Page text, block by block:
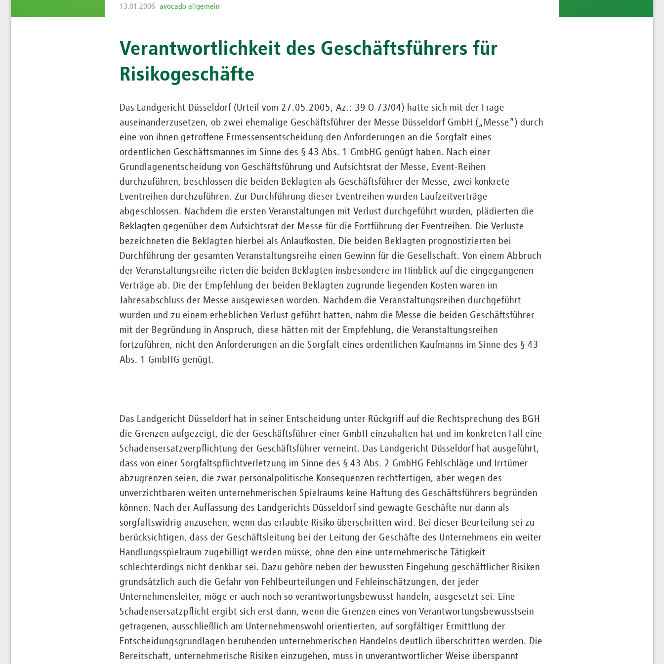
13.01.2006 avocado allgemein
Verantwortlichkeit des Geschäftsführers für
Risikogeschäfte
Das Landgericht Düsseldorf (Urteil vom 27.05.2005, Az.: 39 O 73/04) hatte sich mit der Frage
auseinanderzusetzen, ob zwei ehemalige Geschäftsführer der Messe Düsseldorf GmbH („Messe“) durch
eine von ihnen getroffene Ermessensentscheidung den Anforderungen an die Sorgfalt eines
ordentlichen Geschäftsmannes im Sinne des § 43 Abs. 1 GmbHG genügt haben. Nach einer
Grundlagenentscheidung von Geschäftsführung und Aufsichtsrat der Messe, Event-Reihen
durchzuführen, beschlossen die beiden Beklagten als Geschäftsführer der Messe, zwei konkrete
Eventreihen durchzuführen. Zur Durchführung dieser Eventreihen wurden Laufzeitverträge
abgeschlossen. Nachdem die ersten Veranstaltungen mit Verlust durchgeführt wurden, plädierten die
Beklagten gegenüber dem Aufsichtsrat der Messe für die Fortführung der Eventreihen. Die Verluste
bezeichneten die Beklagten hierbei als Anlaufkosten. Die beiden Beklagten prognostizierten bei
Durchführung der gesamten Veranstaltungsreihe einen Gewinn für die Gesellschaft. Von einem Abbruch
der Veranstaltungsreihe rieten die beiden Beklagten insbesondere im Hinblick auf die eingegangenen
Verträge ab. Die der Empfehlung der beiden Beklagten zugrunde liegenden Kosten waren im
Jahresabschluss der Messe ausgewiesen worden. Nachdem die Veranstaltungsreihen durchgeführt
wurden und zu einem erheblichen Verlust geführt hatten, nahm die Messe die beiden Geschäftsführer
mit der Begründung in Anspruch, diese hätten mit der Empfehlung, die Veranstaltungsreihen
fortzuführen, nicht den Anforderungen an die Sorgfalt eines ordentlichen Kaufmanns im Sinne des § 43
Abs. 1 GmbHG genügt.
Das Landgericht Düsseldorf hat in seiner Entscheidung unter Rückgriff auf die Rechtsprechung des BGH
die Grenzen aufgezeigt, die der Geschäftsführer einer GmbH einzuhalten hat und im konkreten Fall eine
Schadensersatzverpflichtung der Geschäftsführer verneint. Das Landgericht Düsseldorf hat ausgeführt,
dass von einer Sorgfaltspflichtverletzung im Sinne des § 43 Abs. 2 GmbHG Fehlschläge und Irrtümer
abzugrenzen seien, die zwar personalpolitische Konsequenzen rechtfertigen, aber wegen des
unverzichtbaren weiten unternehmerischen Spielraums keine Haftung des Geschäftsführers begründen
können. Nach der Auffassung des Landgerichts Düsseldorf sind gewagte Geschäfte nur dann als
sorgfaltswidrig anzusehen, wenn das erlaubte Risiko überschritten wird. Bei dieser Beurteilung sei zu
berücksichtigen, dass der Geschäftsleitung bei der Leitung der Geschäfte des Unternehmens ein weiter
Handlungsspielraum zugebilligt werden müsse, ohne den eine unternehmerische Tätigkeit
schlechterdings nicht denkbar sei. Dazu gehöre neben der bewussten Eingehung geschäftlicher Risiken
grundsätzlich auch die Gefahr von Fehlbeurteilungen und Fehleinschätzungen, der jeder
Unternehmensleiter, möge er auch noch so verantwortungsbewusst handeln, ausgesetzt sei. Eine
Schadensersatzpflicht ergibt sich erst dann, wenn die Grenzen eines von Verantwortungsbewusstsein
getragenen, ausschließlich am Unternehmenswohl orientierten, auf sorgfältiger Ermittlung der
Entscheidungsgrundlagen beruhenden unternehmerischen Handelns deutlich überschritten werden. Die
Bereitschaft, unternehmerische Risiken einzugehen, muss in unverantwortlicher Weise überspannt